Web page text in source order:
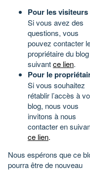
Pour les visiteurs
Si vous avez des
questions, vous
pouvez contacter
propriétaire du
suivantce lien.
Pour le
Si vous souhaitez
rétablir l’accès à
blog, nous vous
invitons à nous
contacter en
ce lien.
Nous espérons que ce
pourra être de nouveau